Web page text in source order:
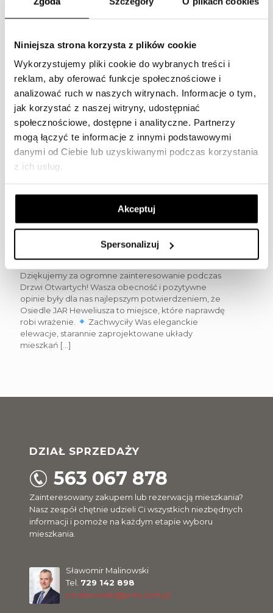
Niniejsza strona korzysta z plików cookie
Wykorzystujemy pliki cookie do wybranych treści i
reklam, aby oferować funkcje społecznościowe i
analizować ruch w naszych witrynach. Informacje o tym,
jak korzystać z naszej witryny, udostępniać
społecznościowe, dostępne i analityczne. Partnerzy
mogą łączyć te informacje z innymi podstawowymi
danymi od Ciebie lub uzyskiwanymi podczas korzystania
z ich usług.
Akceptuj
Spersonalizuj
30 czerwca 2025
Drzwi otwarte na Osiedlu Jar
Heweliusza – fotorelacja
Dziękujemy za ogromne zainteresowanie podczas
Drzwi Otwartych! Wasza obecność i pozytywne
opinie były dla nas najlepszym potwierdzeniem, że
Osiedle JAR Heweliusza to miejsce, które naprawdę
robi wrażenie.
Zachwyciły Was eleganckie
elewacje, starannie zaprojektowane układy
mieszkań […]
DZIAŁ SPRZEDAŻY
563 067 878
Zainteresowany zakupem lub rezerwacją mieszkania?
Nasz zespół chętnie udzieli Ci wszystkich niezbędnych
informacji i pomoże na każdym etapie wyboru
mieszkania.
Sławomir Malinowski
Tel. 729 142 898
s.malinowski@pres.com.pl